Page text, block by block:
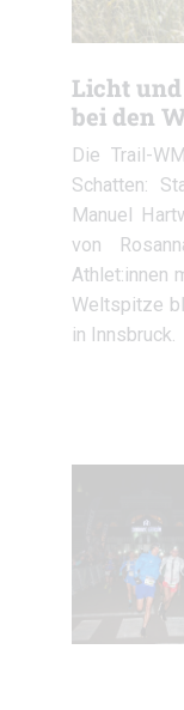
Licht
bei den
Die Trail-
Schatten:
Manuel
von
Athlet:innen
Weltspitze
in Innsbruck.